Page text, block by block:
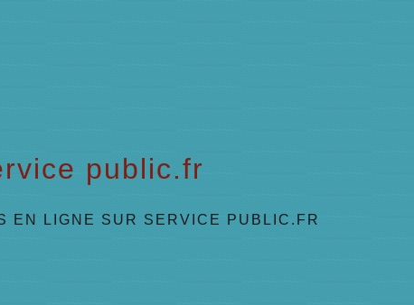
public.fr
EN LIGNE SUR SERVICE PUBLIC.FR